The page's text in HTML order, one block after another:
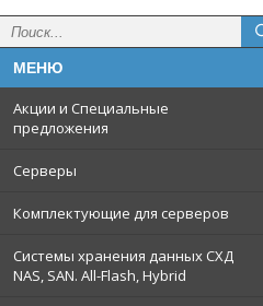
Акции и Специальные
предложения
Серверы
Комплектующие для серверов
Системы хранения данных СХД
NAS, SAN. All-Flash, Hybrid